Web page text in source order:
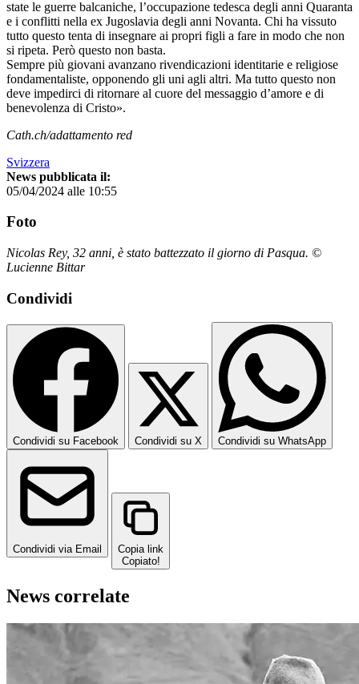
state le guerre balcaniche, l’occupazione tedesca degli anni Quaranta
e i conflitti nella ex Jugoslavia degli anni Novanta. Chi ha vissuto
tutto questo tenta di insegnare ai propri figli a fare in modo che non
si ripeta. Però questo non basta.
Sempre più giovani avanzano rivendicazioni identitarie e religiose
fondamentaliste, opponendo gli uni agli altri. Ma tutto questo non
deve impedirci di ritornare al cuore del messaggio d’amore e di
benevolenza di Cristo».
Cath.ch/adattamento red
Svizzera
News pubblicata il:
05/04/2024 alle 10:55
Foto
Nicolas Rey, 32 anni, è stato battezzato il giorno di Pasqua. ©
Lucienne Bittar
Condividi
Condividi su Facebook Condividi su X Condividi su WhatsApp
Condividi via Email
Copia link
Copiato!
News correlate